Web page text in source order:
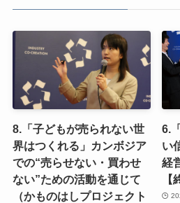
8.「子どもが売られない世
界はつくれる」カンボジア
での“売らせない・買わせ
ない”ための活動を通じて
（かものはしプロジェクト
6.
い
経
【